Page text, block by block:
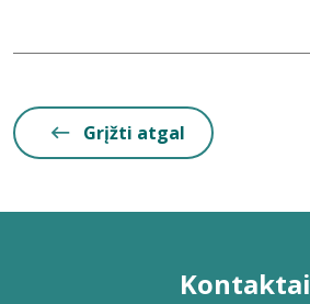
Grįžti atgal
Kontaktai